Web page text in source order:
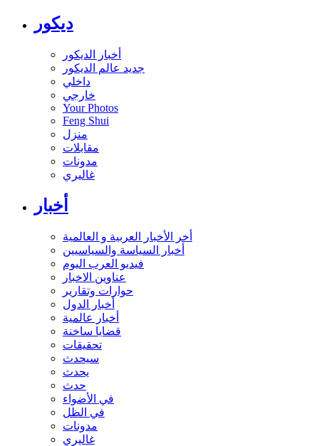
ديكور
أخبار الديكور
جديد عالم الديكور
داخلي
خارجي
Your Photos
Feng Shui
منزل
مقابلات
مدونات
غاليري
أخبار
أخر الأخبار العربية و العالمية
أخبار السياسة والسياسيين
فيديو العرب اليوم
عناوين الاخبار
حوارات وتقارير
أخبار الدول
أخبار عالمية
قضايا ساخنة
تحقيقات
سيحدث
يحدث
حدث
في الأضواء
في الظل
مدونات
غاليري